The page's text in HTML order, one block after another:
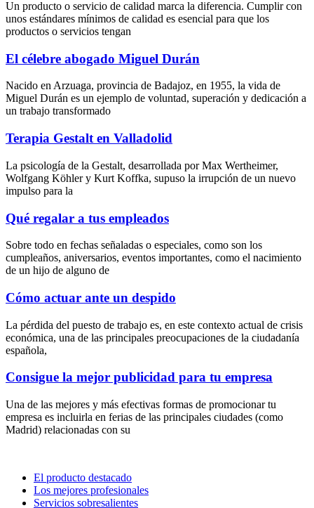
Un producto o servicio de calidad marca la diferencia. Cumplir con
unos estándares mínimos de calidad es esencial para que los
productos o servicios tengan
El célebre abogado Miguel Durán
Nacido en Arzuaga, provincia de Badajoz, en 1955, la vida de
Miguel Durán es un ejemplo de voluntad, superación y dedicación a
un trabajo transformado
Terapia Gestalt en Valladolid
La psicología de la Gestalt, desarrollada por Max Wertheimer,
Wolfgang Köhler y Kurt Koffka, supuso la irrupción de un nuevo
impulso para la
Qué regalar a tus empleados
Sobre todo en fechas señaladas o especiales, como son los
cumpleaños, aniversarios, eventos importantes, como el nacimiento
de un hijo de alguno de
Cómo actuar ante un despido
La pérdida del puesto de trabajo es, en este contexto actual de crisis
económica, una de las principales preocupaciones de la ciudadanía
española,
Consigue la mejor publicidad para tu empresa
Una de las mejores y más efectivas formas de promocionar tu
empresa es incluirla en ferias de las principales ciudades (como
Madrid) relacionadas con su
El producto destacado
Los mejores profesionales
Servicios sobresalientes